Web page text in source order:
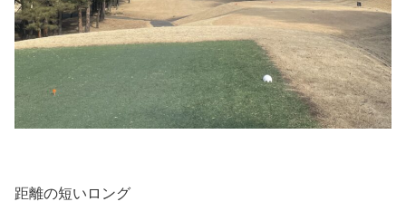
距離の短いロング